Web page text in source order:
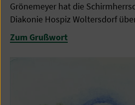
Grönemeyer hat die
Diakonie Hospiz Woltersdorf
Zum Grußwort